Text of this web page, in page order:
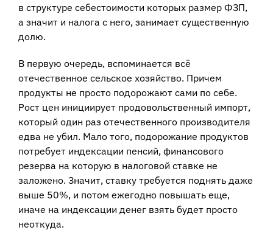
в структуре себестоимости которых размер ФЗП,
а значит и налога с него, занимает существенную
долю.
В первую очередь, вспоминается всё
отечественное сельское хозяйство. Причем
продукты не просто подорожают сами по себе.
Рост цен инициирует продовольственный импорт,
который один раз отечественного производителя
едва не убил. Мало того, подорожание продуктов
потребует индексации пенсий, финансового
резерва на которую в налоговой ставке не
заложено. Значит, ставку требуется поднять даже
выше 50%, и потом ежегодно повышать еще,
иначе на индексации денег взять будет просто
неоткуда.